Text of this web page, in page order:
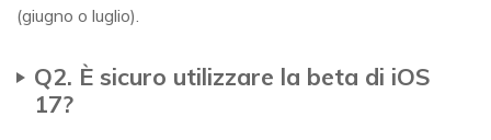
(giugno o luglio).
Q2. È sicuro utilizzare la beta di iOS
17?